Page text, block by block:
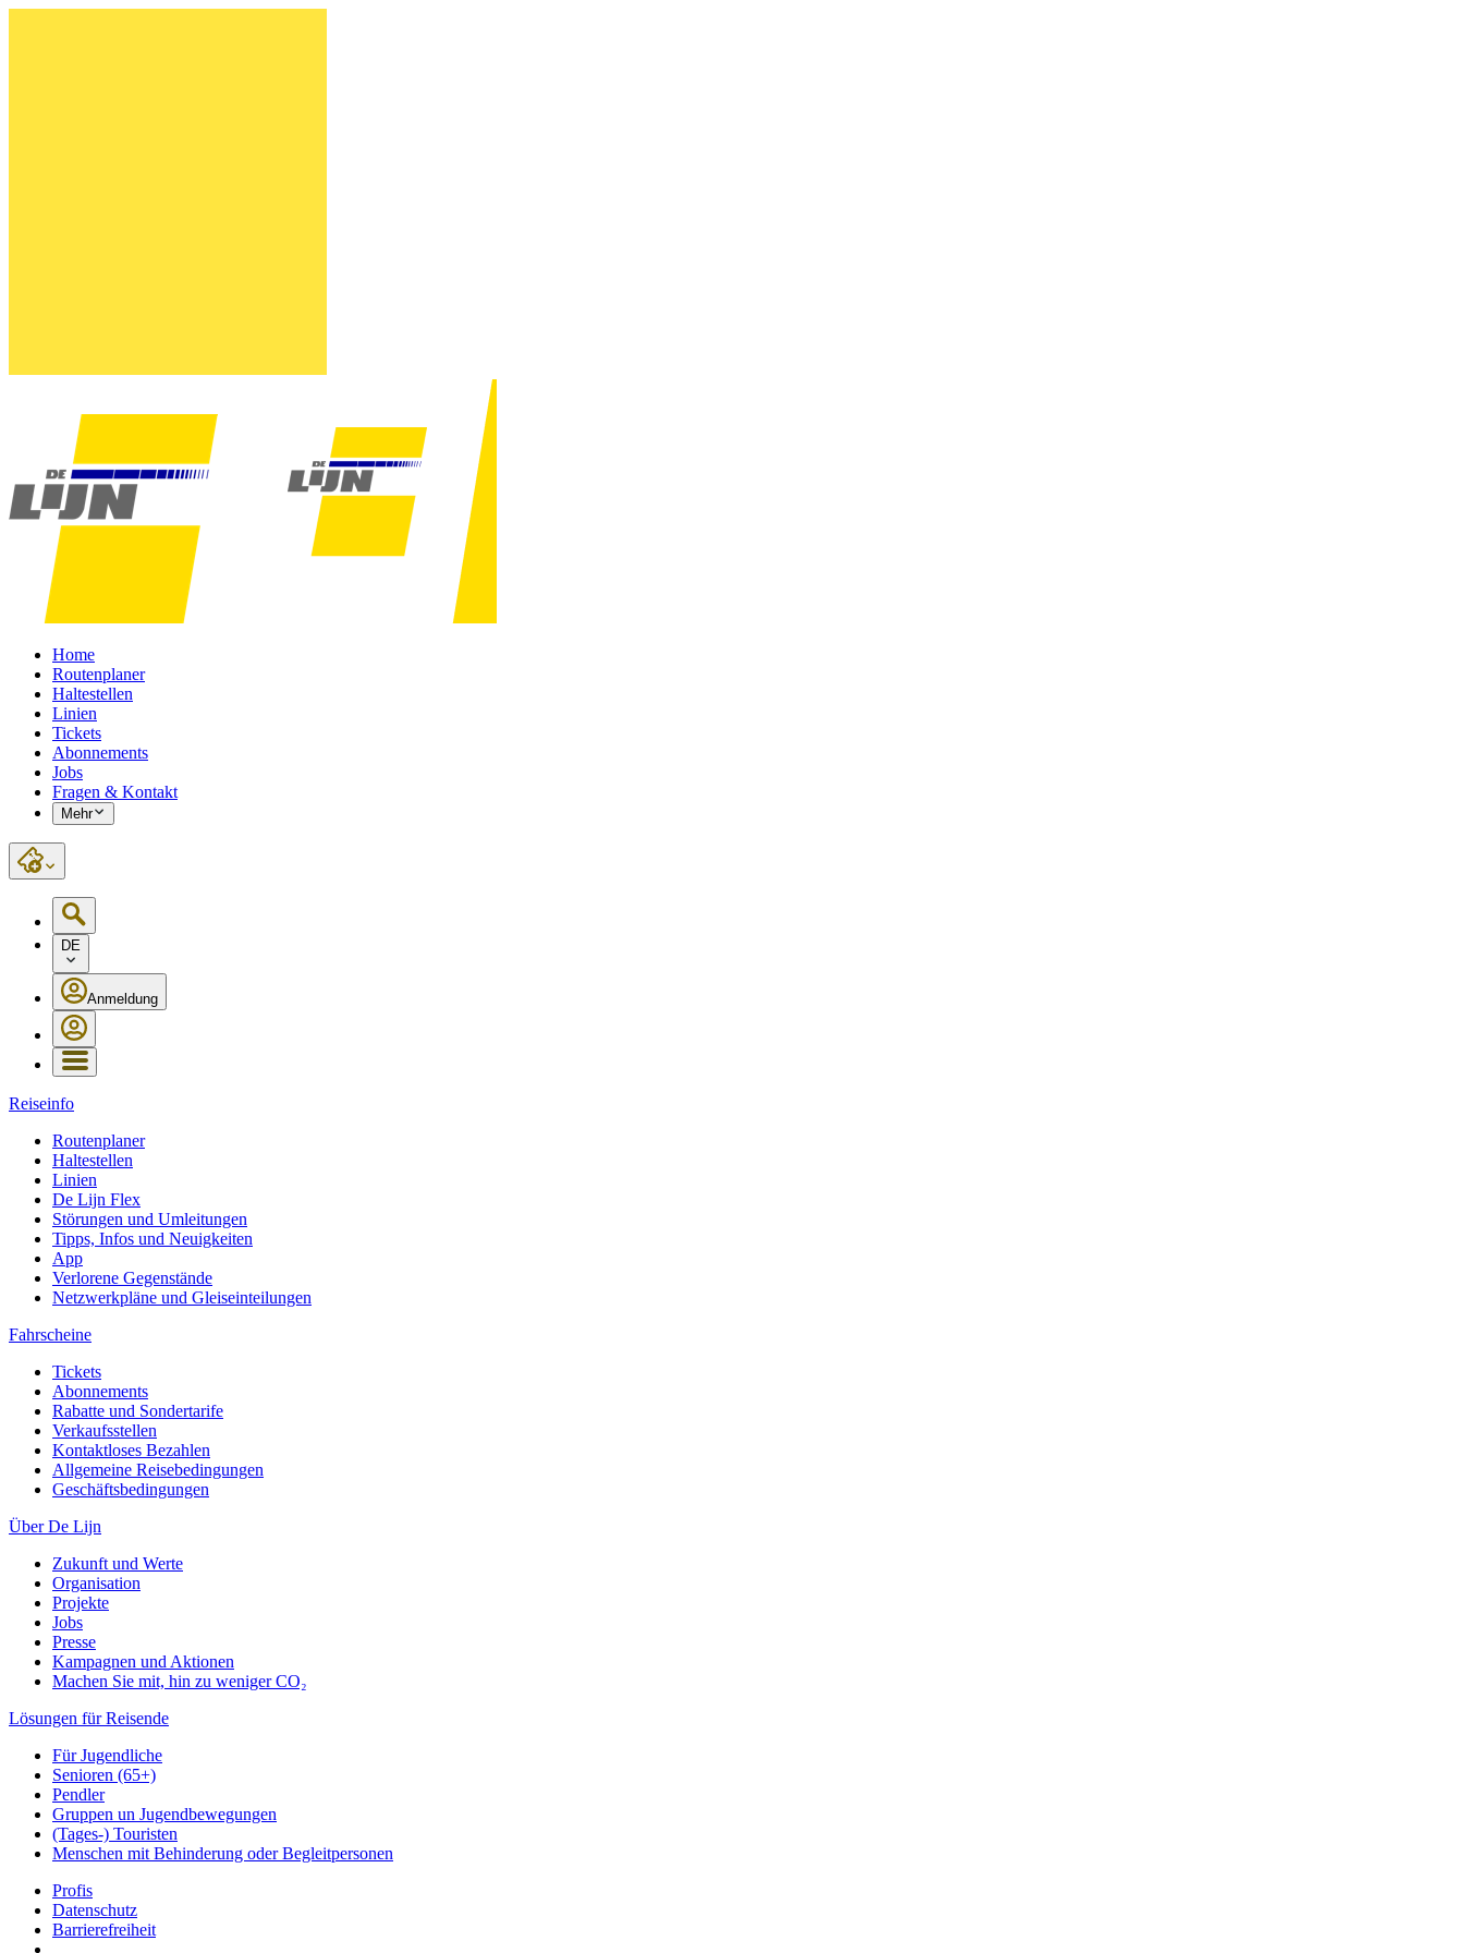
Home
Routenplaner
Haltestellen
Linien
Tickets
Abonnements
Jobs
Fragen & Kontakt
Mehr
DE
Anmeldung
Reiseinfo
Routenplaner
Haltestellen
Linien
De Lijn Flex
Störungen und Umleitungen
Tipps, Infos und Neuigkeiten
App
Verlorene Gegenstände
Netzwerkpläne und Gleiseinteilungen
Fahrscheine
Tickets
Abonnements
Rabatte und Sondertarife
Verkaufsstellen
Kontaktloses Bezahlen
Allgemeine Reisebedingungen
Geschäftsbedingungen
Über De Lijn
Zukunft und Werte
Organisation
Projekte
Jobs
Presse
Kampagnen und Aktionen
Machen Sie mit, hin zu weniger CO₂
Lösungen für Reisende
Für Jugendliche
Senioren (65+)
Pendler
Gruppen un Jugendbewegungen
(Tages-) Touristen
Menschen mit Behinderung oder Begleitpersonen
Profis
Datenschutz
Barrierefreiheit